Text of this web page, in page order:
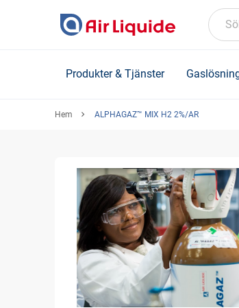
Produkter & Tjänster
Hem ALPHAGAZ™ MIX H2 2%/AR